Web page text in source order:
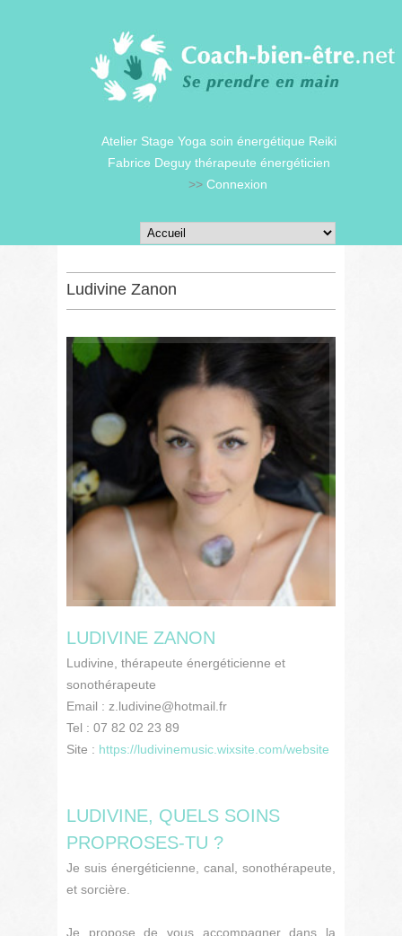
Atelier Stage Yoga soin énergétique Reiki
Fabrice Deguy thérapeute énergéticien
>> Connexion
Ludivine Zanon
LUDIVINE ZANON
Ludivine, thérapeute énergéticienne et
sonothérapeute
Email : z.ludivine@hotmail.fr
Tel : 07 82 02 23 89
Site : https://ludivinemusic.wixsite.com/website
LUDIVINE, QUELS SOINS
PROPROSES-TU ?
Je suis énergéticienne, canal, sonothérapeute,
et sorcière.
Je propose de vous accompagner dans la